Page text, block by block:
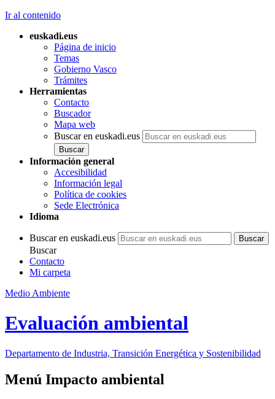
Ir al contenido
euskadi.eus
Página de inicio
Temas
Gobierno Vasco
Trámites
Herramientas
Contacto
Buscador
Mapa web
Buscar en euskadi.eus
Información general
Accesibilidad
Información legal
Política de cookies
Sede Electrónica
Idioma
Buscar en euskadi.eus
Buscar
Contacto
Mi carpeta
Medio Ambiente
Evaluación ambiental
Departamento de Industria, Transición Energética y Sostenibilidad
Menú Impacto ambiental